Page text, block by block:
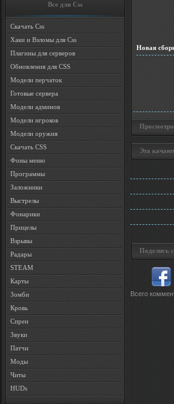
Все для Css
Скачать Css
Хаки и Взломы для Css
Плагины для серверов
Обновления для CSS
Модели перчаток
Готовые сервера
Модели админов
Модели игроков
Модели оружия
Скачать CSS
Фоны меню
Программы
Заложники
Выстрелы
Фонарики
Прицелы
Взрывы
Радары
STEAM
Карты
Зомби
Кровь
Спреи
Звуки
Патчи
Моды
Читы
HUDs
Нoвая
Эта
Поделись
Всего